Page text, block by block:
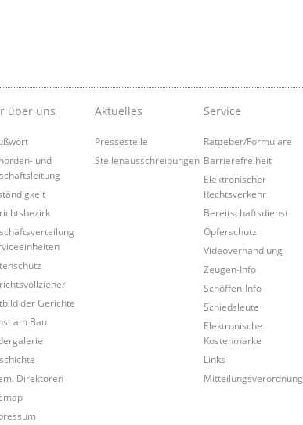
über uns
und
der Gerichte
am Bau
Direktoren
Aktuelles
Pressestelle
Stellenausschreibungen
Service
Ratgeber/Formulare
Barrierefreiheit
Elektronischer
Rechtsverkehr
Bereitschaftsdienst
Opferschutz
Videoverhandlung
Zeugen-Info
Schöffen-Info
Schiedsleute
Elektronische
Kostenmarke
Links
Mitteilungsverordnung